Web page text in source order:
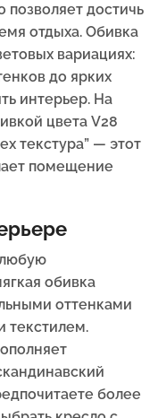
достичь
отдыха. Обивка
вариациях:
до ярких
интерьер. На
цвета V28
текстура” — этот
помещение
любую
обивка
оттенками
текстилем.
более